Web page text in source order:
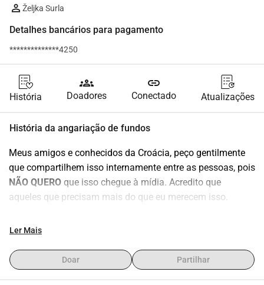
Željka Surla
Detalhes bancários para pagamento
**************4250
História
groups
Doadores
link
Conectado Atualizações
História da angariação de fundos
Meus amigos e conhecidos da Croácia, peço gentilmente
NÃO QUERO que isso chegue à mídia. Acredito que
aqueles que precisam mais do que eu merecem isso.
Minha História
Olá, meu nome é Željka. Tenho 36 anos e vivo na bela
cidade de Dubrovnik, Croácia.
Ler Mais
Doar Partilhar